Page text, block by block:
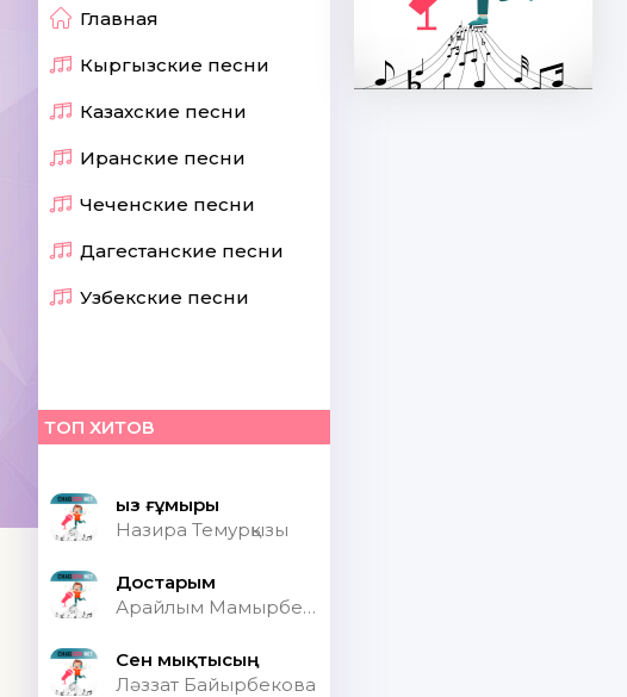
Главная
Кыргызские песни
Казахские песни
Иранские песни
Чеченские песни
Дагестанские песни
Узбекские песни
ТОП ХИТОВ
Қыз ғұмыры
Назира Темурқызы
Достарым
Арайлым Мамырбекқызы
Сен мықтысың
Ләззат Байырбекова